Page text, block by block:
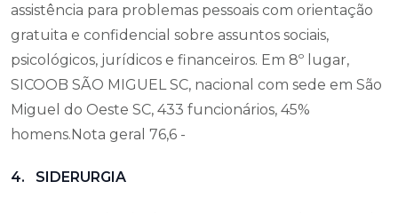
assistência para problemas pessoais com orientação
gratuita e confidencial sobre assuntos sociais,
psicológicos, jurídicos e financeiros. Em 8º lugar,
SICOOB SÃO MIGUEL SC, nacional com sede em São
Miguel do Oeste SC, 433 funcionários, 45%
homens.Nota geral 76,6 -
4. SIDERURGIA